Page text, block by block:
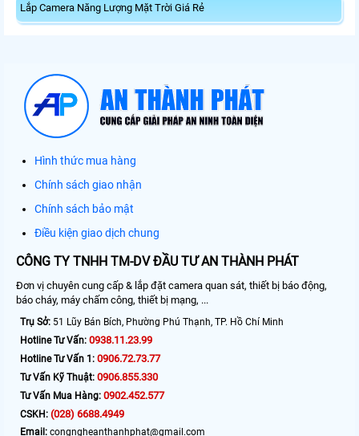
Lắp Camera Năng Lượng Mặt Trời Giá Rẻ
Hình thức mua hàng
Chính sách giao nhận
Chính sách bảo mật
Điều kiện giao dịch chung
CÔNG TY TNHH TM-DV ĐẦU TƯ AN THÀNH PHÁT
Đơn vị chuyên cung cấp & lắp đặt camera quan sát, thiết bị báo động,
báo cháy, máy chấm công, thiết bị mạng, ...
Trụ Sở: 51 Lũy Bán Bích, Phường Phú Thạnh, TP. Hồ Chí Minh
Hotline Tư Vấn: 0938.11.23.99
Hotline Tư Vấn 1: 0906.72.73.77
Tư Vấn Kỹ Thuật: 0906.855.330
Tư Vấn Mua Hàng: 0902.452.577
CSKH: (028) 6688.4949
Email: congngheanthanhphat@gmail.com